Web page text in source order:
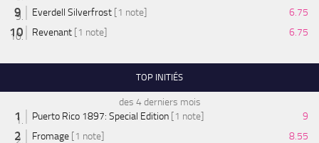
Everdell Silverfrost [1 note]
6.75
Revenant [1 note] 6.75
TOP INITIÉS
des 4 derniers mois
Puerto Rico 1897: Special Edition [1 note]
9
Fromage [1 note]
8.55